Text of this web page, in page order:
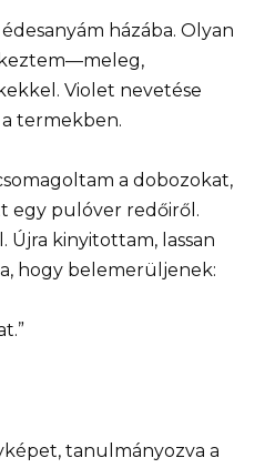
házába. Olyan
Violet nevetése
termekben.
a dobozokat,
egy pulóver redőiről.
Újra kinyitottam, lassan
hogy belemerüljenek:
tanulmányozva a